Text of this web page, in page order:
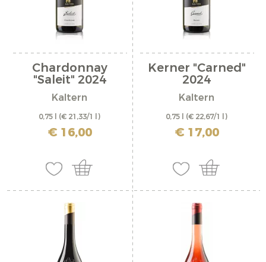
Chardonnay
"Saleit" 2024
Kaltern
0,75 l (€ 21,33/1 l)
inkl. MwSt. zzgl. Versandkosten
€ 16,00
Kerner "Carned"
2024
Kaltern
0,75 l (€ 22,67/1 l)
inkl. MwSt. zzgl. Versandkosten
€ 17,00